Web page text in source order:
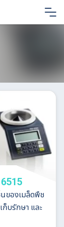
นของเมล็ดพืช
บรักษา และ